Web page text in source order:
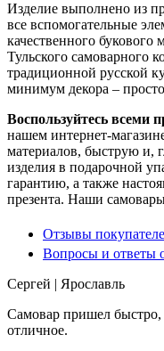
Изделие выполнено из
все вспомогательные
качественного
Тульского самоварного
традиционной русской
минимум декора –
Воспользуйтесь всеми
нашем интернет-
материалов, быструю и,
изделия в подарочной
гарантию, а также
презента. Наши
Отзывы
Вопросы и ответы
Сергей | Ярославль
Самовар пришел быстро,
отличное.